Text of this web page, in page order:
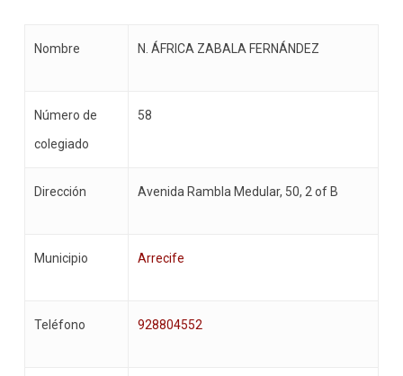
Nombre N. ÁFRICA ZABALA FERNÁNDEZ
Número de
colegiado
58
Dirección Avenida Rambla Medular, 50, 2 of B
Municipio Arrecife
Teléfono 928804552